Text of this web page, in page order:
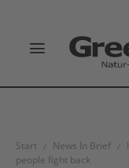
Start News In Brief
people fight back